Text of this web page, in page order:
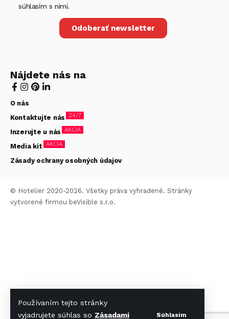
Používaním tejto stránky
vyjadrujete súhlas so Zásadami Súhlasím
súhlasím s nimi.
Odoberať newsletter
Nájdete nás na
O nás
Kontaktujte nás 24/7
Inzerujte u nás AKCIA
Media kit AKCIA
Zásady ochrany osobných údajov
© Hotelier 2020-2026. Všetky práva vyhradené. Stránky
vytvorené firmou beVisible s.r.o.